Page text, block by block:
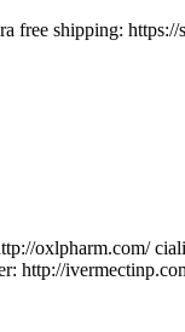
free shipping:
oxlpharm.com/
http://